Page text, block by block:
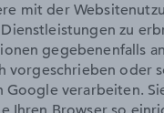
mit der
zu
gegebenenfalls
vorgeschrieben oder
verarbeiten.